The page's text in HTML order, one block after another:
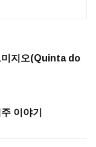
미지오(Quinta do
이야기